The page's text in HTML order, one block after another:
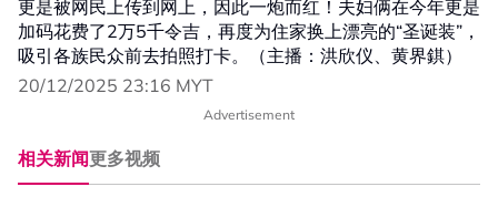
更是被网民上传到网上，因此一炮而红！夫妇俩在今年更是
加码花费了2万5千令吉，再度为住家换上漂亮的“圣诞装”，
吸引各族民众前去拍照打卡。（主播：洪欣仪、黄界錤）
20/12/2025 23:16 MYT
Advertisement
相关新闻更多视频